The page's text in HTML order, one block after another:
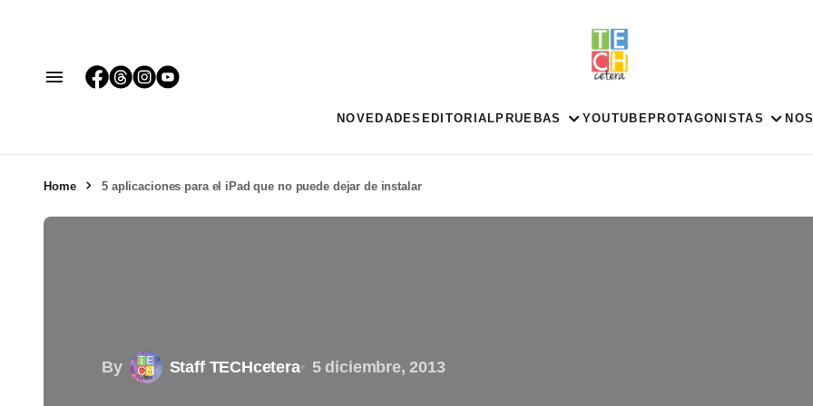
NOVEDADES EDITORIAL PRUEBAS YOUTUBE PROTAGONISTAS
Home 5 aplicaciones para el iPad que no puede dejar de instalar
By Staff TECHcetera 5 diciembre, 2013